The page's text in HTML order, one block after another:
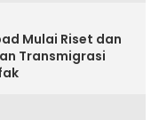
Mulai Riset dan
Transmigrasi